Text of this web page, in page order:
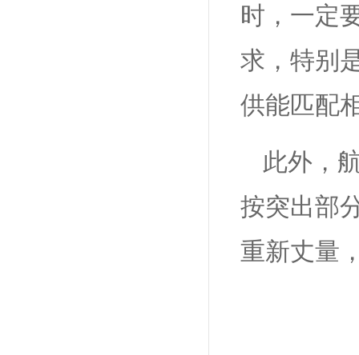
时，一定
求，特别
供能匹配
此外，
按突出部
重新丈量